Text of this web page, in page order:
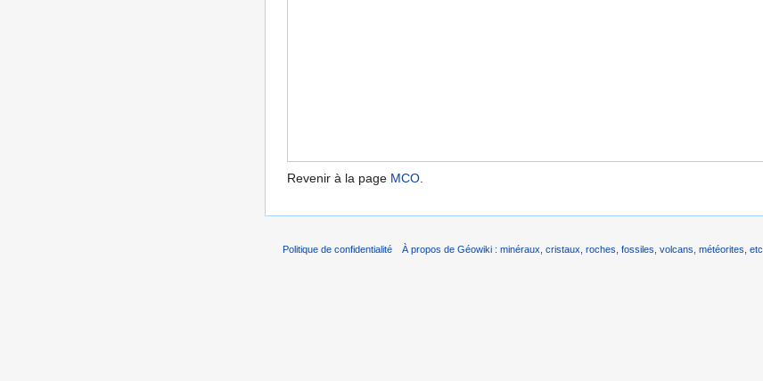
Revenir à la page MCO.
Politique de confidentialité À propos de Géowiki : minéraux, cristaux, roches, fossiles, volcans, météorites, etc.